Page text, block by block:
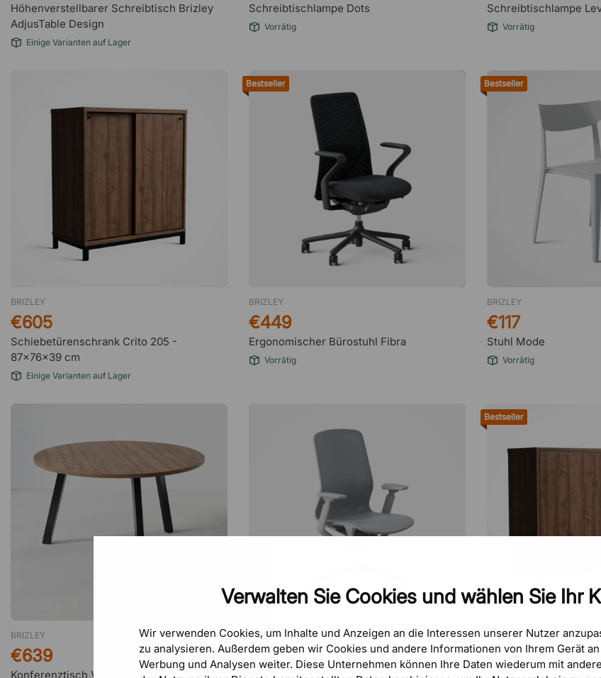
Verwalten Sie Cookies und wählen Sie Ihr
Wir verwenden Cookies, um Inhalte und Anzeigen an die Interessen unserer Nutzer
zu analysieren. Außerdem geben wir Cookies und andere Informationen von Ihrem Gerät
Werbung und Analysen weiter. Diese Unternehmen können Ihre Daten wiederum mit
Höhenverstellbarer Schreibtisch Brizley
AdjusTable Design
Einige Varianten auf Lager
Schreibtischlampe Dots
Vorrätig
Schreibtischlampe
Vorrätig
BRIZLEY
Schiebetürenschrank Crito 205 -
87x76x39 cm
€605
Einige Varianten auf Lager
Bestseller
BRIZLEY
Ergonomischer Bürostuhl Fibra
€449
Vorrätig
Bestseller
BRIZLEY
Stuhl Mode
€117
Vorrätig
BRIZLEY
Konferenztisch Viggo - Rund
€639
BRIZLEY
Ergonomischer Bürostuhl Airy
€499
Bestseller
BRIZLEY
Aktenschrank Crito
€580